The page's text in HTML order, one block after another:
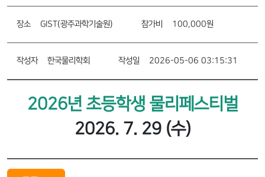
장소 GIST(광주과학기술원) 참가비 100,000원
작성자 한국물리학회 작성일 2026-05-06 03:15:31
2026년 초등학생 물리페스티벌
2026. 7. 29 (수)